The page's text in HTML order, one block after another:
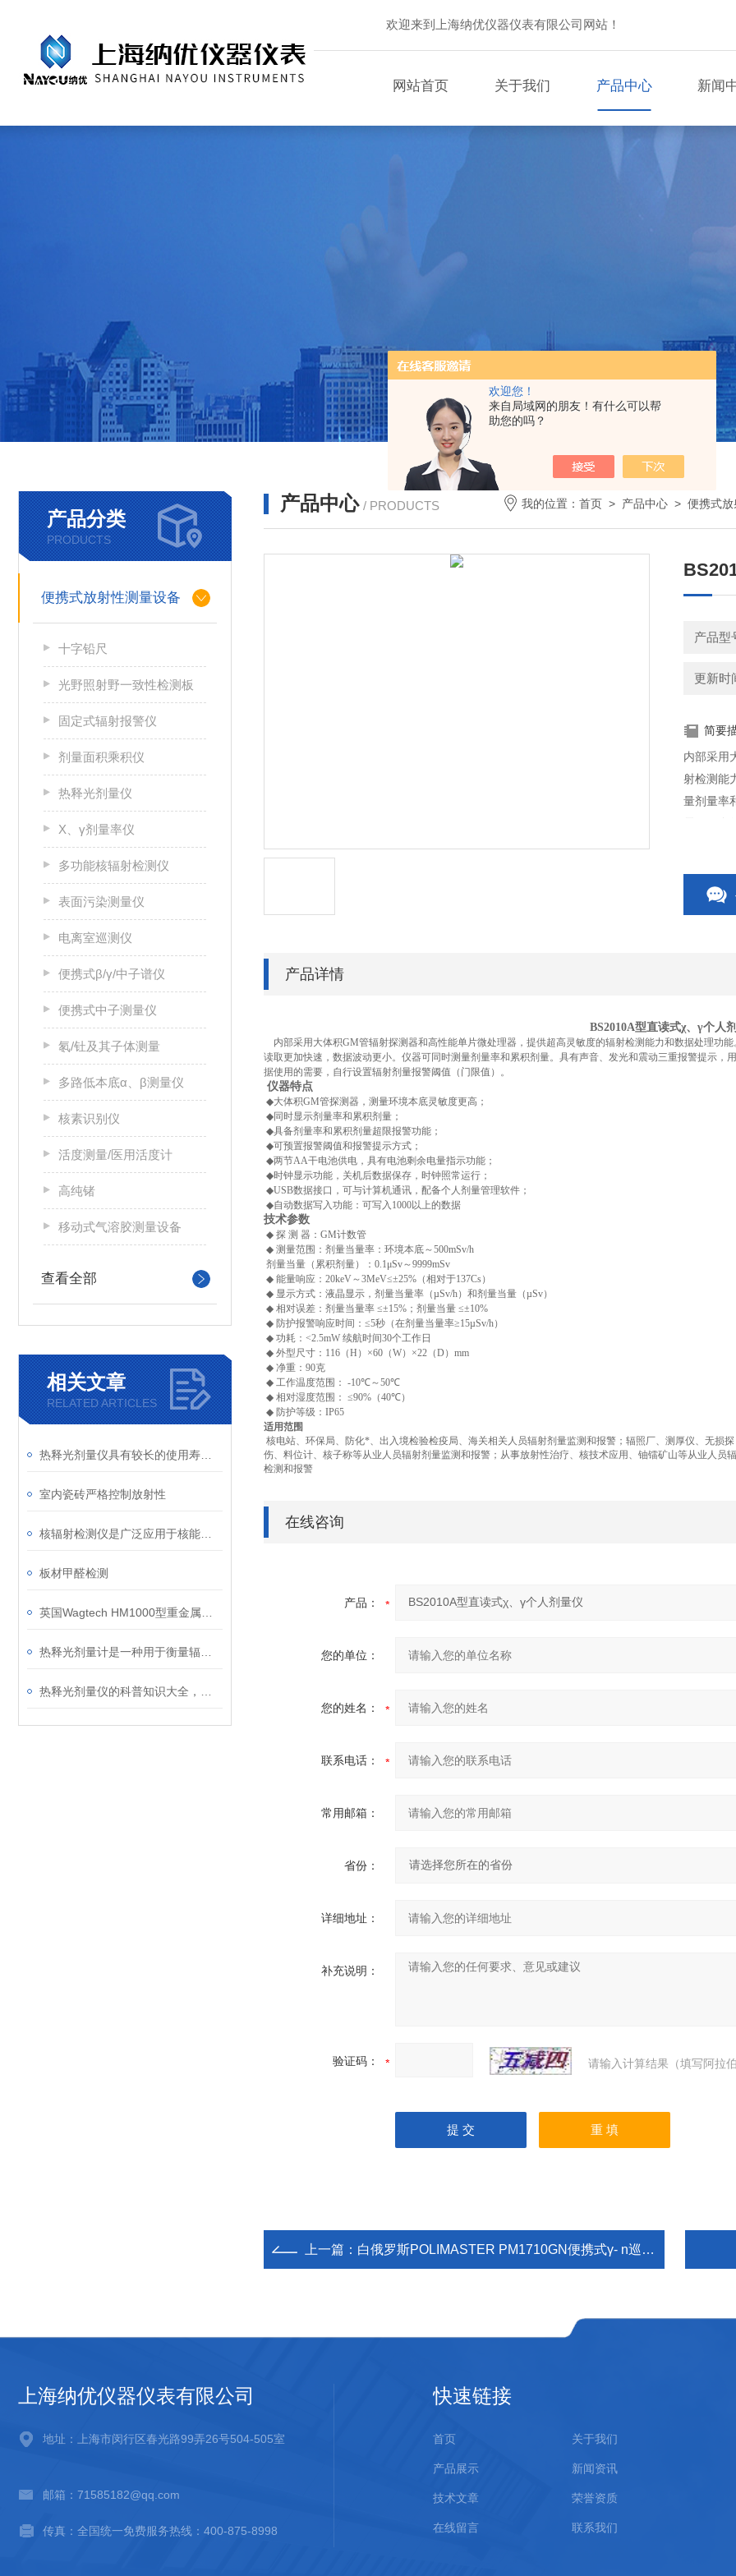
欢迎您！
来自局域网的朋友！有什么可以帮
助您的吗？
欢迎来到上海纳优仪器仪表有限公司网站！
网站首页 关于我们 产品中心 新闻
产品分类
PRODUCTS
便携式放射性测量设备
十字铅尺
光野照射野一致性检测板
固定式辐射报警仪
剂量面积乘积仪
热释光剂量仪
X、γ剂量率仪
多功能核辐射检测仪
表面污染测量仪
电离室巡测仪
便携式β/γ/中子谱仪
便携式中子测量仪
氡/钍及其子体测量
多路低本底α、β测量仪
核素识别仪
活度测量/医用活度计
高纯锗
移动式气溶胶测量设备
查看全部
相关文章
RELATED ARTICLES
室内瓷砖严格控制放射性
板材甲醛检测
产品中心 / PRODUCTS 我的位置： 首页 > 产品中心 > 便携式
产品型
更新时
简要
内部采用
射检测能
量剂量率
需要，
产品详情
BS2010A型直读式χ、 γ个人
内部采用大体积GM管辐射探测器和高性能单片微处理器，提供超高灵敏度的辐射检测能力和数据处理功能
读取更加快速，数据波动更小。仪器可同时测量剂量率和累积剂量。具有声音、发光和震动三重报警提示，
据使用的需要，自行设置辐射剂量报警阈值（门限值）。
仪器特点
◆大体积GM管探测器，测量环境本底灵敏度更高；
◆同时显示剂量率和累积剂量；
◆具备剂量率和累积剂量超限报警功能；
◆可预置报警阈值和报警提示方式；
◆两节AA干电池供电，具有电池剩余电量指示功能；
◆时钟显示功能，关机后数据保存，时钟照常运行；
◆USB数据接口，可与计算机通讯，配备个人剂量管理软件；
◆自动数据写入功能：可写入 1000以上的数据
技术参数
◆ 探 测 器： GM计数管
◆ 测量范围：剂量当量率：环境本底～500mSv/h
剂量当量（累积剂量）： 0.1μSv～9999mSv
◆ 能量响应： 20keV～3MeV≤±25% （相对于137Cs）
◆ 显示方式：液晶显示，剂量当量率（µSv/h）和剂量当量（µSv）
◆ 相对误差：剂量当量率 ≤±15% ；剂量当量 ≤±10%
◆ 防护报警响应时间： ≤5秒（在剂量当量率≥15µSv/h）
◆ 功耗： <2.5mW 续航时间30个工作日
◆ 外型尺寸： 116 （H ） ×60 （W） ×22 （D） mm
◆ 净重： 90克
◆ 工作温度范围： -10℃～50℃
◆ 相对湿度范围： ≤90% （40℃）
◆ 防护等级： IP65
适用范围
核电站、环保局、防化*、出入境检验检疫局、海关相关人员辐射剂量监测和报警；辐照厂、测厚仪、无损探
伤、料位计、核子称等从业人员辐射剂量监测和报警；从事放射性治疗、核技术应用、铀镭矿山等从业人员
检测和报警
在线咨询
产品：
您的单位：
您的姓名：
联系电话：
常用邮箱：
省份：
详细地址：
补充说明：
验证码： 请输入计算结果（填写阿拉
上一篇： 白俄罗斯POLIMASTER PM1710GN便携式γ- n巡检仪
上海纳优仪器仪表有限公司
地址：上海市闵行区春光路99弄26号504-505室
邮箱：71585182@qq.com
传真：全国统一免费服务热线：400-875-8998
快速链接
首页 关于我们
产品展示 新闻资讯
技术文章 荣誉资质
在线留言 联系我们